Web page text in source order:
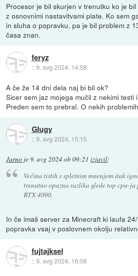
Procesor je bil skurjen v trenutku ko je
z osnovnimi nastavitvami plate. Ko sem
in sluha o popravku, pa je bil problem z
časa znan.
feryz
::9. avg 2024, 14:58
A če že 14 dni dela naj bi bil ok?
Sicer sem jaz mojega mučil z nekimi testi
Preden sem to prebral. O nekih
Glugy
::9. avg 2024, 15:15
Jarno je 9. avg 2024 ob 09:21 izjavil:
Večina tistih s spletnim mnenjem itak
trenutno opazna razlika glede top cpu-
RTX 4090.
In če imaš server za Minecraft ki laufa
popravka vsaj v poslovnem okolju
fujtajksel
::9. avg 2024, 16:08